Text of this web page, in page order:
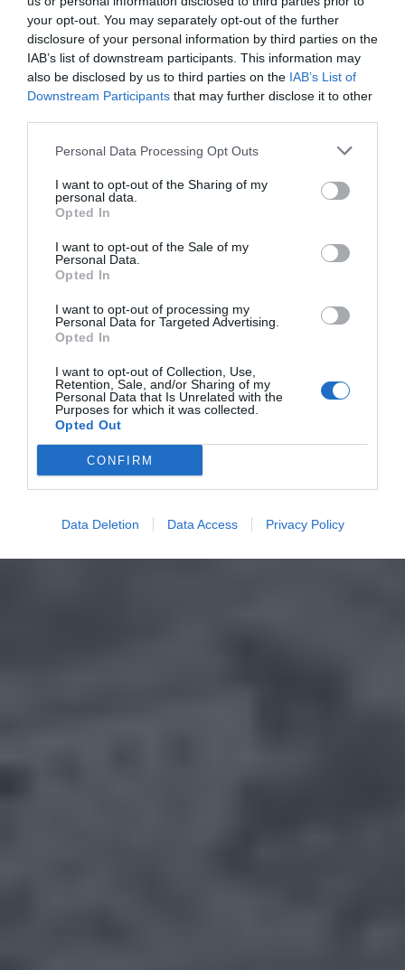
your opt-out. You may separately opt-out of the further
disclosure of your personal information by third parties on the
IAB’s list of downstream participants. This information may
also be disclosed by us to third parties on the IAB’s List of
Downstream Participants that may further disclose it to other
Personal Data Processing Opt Outs
I want to opt-out of the Sharing of my
personal data.
Opted In
I want to opt-out of the Sale of my
Personal Data.
Opted In
I want to opt-out of processing my
Personal Data for Targeted Advertising.
Opted In
I want to opt-out of Collection, Use,
Retention, Sale, and/or Sharing of my
Personal Data that Is Unrelated with the
Purposes for which it was collected.
Opted Out
CONFIRM
Data Deletion Data Access Privacy Policy